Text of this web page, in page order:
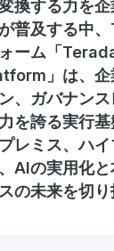
換する力を企
普及する中
ーム「
」は、企
、ガバナン
を誇る実行基
レミス、ハ
AIの実用化
の未来を切り